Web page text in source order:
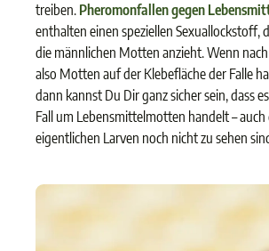
treiben. Pheromonfallen gegen
enthalten einen speziellen Sexuallockstoff,
die männlichen Motten anzieht. Wenn
also Motten auf der Klebefläche der Falle
dann kannst Du Dir ganz sicher sein, dass
Fall um Lebensmittelmotten handelt –
eigentlichen Larven noch nicht zu sehen